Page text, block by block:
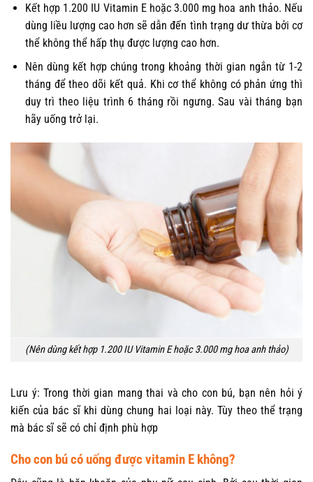
Kết hợp 1.200 IU Vitamin E hoặc 3.000 mg hoa anh thảo. Nếu
dùng liều lượng cao hơn sẽ dẫn đến tình trạng dư thừa bởi cơ
thể không thể hấp thụ được lượng cao hơn.
Nên dùng kết hợp chúng trong khoảng thời gian ngắn từ 1-2
tháng để theo dõi kết quả. Khi cơ thể không có phản ứng thì
duy trì theo liệu trình 6 tháng rồi ngưng. Sau vài tháng bạn
hãy uống trở lại.
(Nên dùng kết hợp 1.200 IU Vitamin E hoặc 3.000 mg hoa anh thảo)
Lưu ý: Trong thời gian mang thai và cho con bú, bạn nên hỏi ý
kiến của bác sĩ khi dùng chung hai loại này. Tùy theo thể trạng
mà bác sĩ sẽ có chỉ định phù hợp
Cho con bú có uống được vitamin E không?